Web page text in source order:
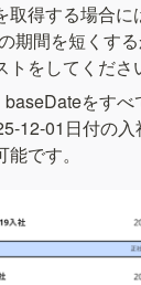
取得する場合に
期間を短くす
トをしてくださ
baseDateをす
12-01日付の
です。